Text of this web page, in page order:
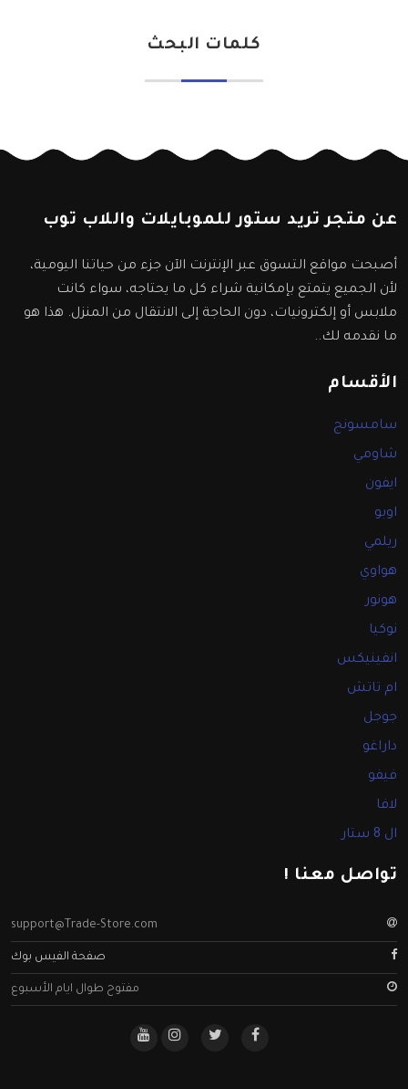
كلمات البحث
عن متجر تريد ستور للموبايلات واللاب توب
أصبحت مواقع التسوق عبر الإنترنت الآن جزء من حياتنا اليومية،
لأن الجميع يتمتع بإمكانية شراء كل ما يحتاجه، سواء كانت
ملابس أو إلكترونيات، دون الحاجة إلى الانتقال من المنزل. هذا هو
ما نقدمه لك..
الأقسام
سامسونج
شاومي
ايفون
اوبو
ريلمي
هواوي
هونور
نوكيا
انفينيكس
ام تاتش
جوجل
داراغو
فيفو
لافا
ال 8 ستار
تواصل معنا !
support@Trade-Store.com
صفحة الفيس بوك
مفتوح طوال ايام الأسبوع